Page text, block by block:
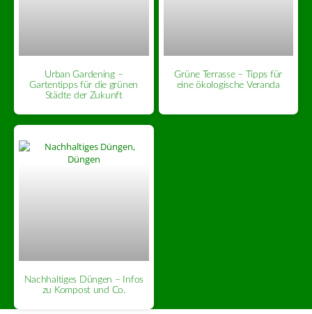
Urban Gardening –
Gartentipps für die grünen
Städte der Zukunft
Grüne Terrasse – Tipps für
eine ökologische Veranda
Nachhaltiges Düngen – Infos
zu Kompost und Co.